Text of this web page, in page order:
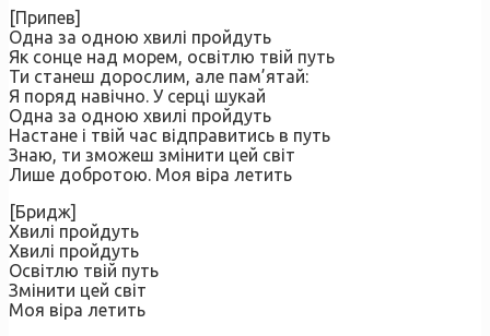
[Припев]
Одна за одною хвилі пройдуть
Як сонце над морем, освітлю твій путь
Ти станеш дорослим, але пам’ятай:
Я поряд навічно. У серці шукай
Одна за одною хвилі пройдуть
Настане і твій час відправитись в путь
Знаю, ти зможеш змінити цей світ
Лише добротою. Моя віра летить
[Бридж]
Хвилі пройдуть
Хвилі пройдуть
Освітлю твій путь
Змінити цей світ
Моя віра летить